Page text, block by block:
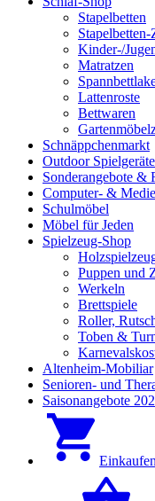
Stapelbetten
Kinder-/
Matratzen
Lattenroste
Bettwaren
Schnäppchenmarkt
Outdoor Spielgeräte
Sonderangebote &
Computer- &
Schulmöbel
Möbel für Jeden
Spielzeug-Shop
Puppen und
Werkeln
Brettspiele
Roller,
Toben &
Altenheim-Mobiliar
Senioren- und
Saisonangebote
Einkaufen